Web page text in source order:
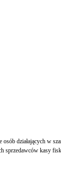
działających w
sprzedawców kasy